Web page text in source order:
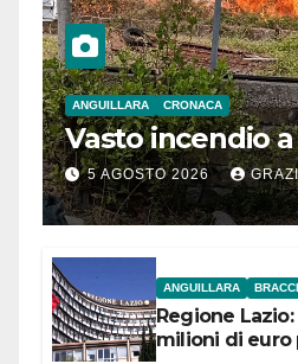
ANGUILLARA CRONACA
Vasto incendio
5 AGOSTO 2026
ANGUILLARA
Regione
milioni di euro